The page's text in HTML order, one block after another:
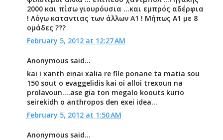
2000 και πίσω γιουρόυσια ...και εμπρός αδέρφια
! Λόγω καταντιας των άλλων Α1 ! Μήπως Α1 με 8
ομάδες ???
February 5, 2012 at 12:27 AM
Anonymous said...
kai i xanth einai xalia re file ponane ta matia sou
150 sout o evaggelidis kai oi alloi trexoun na
prolavoun....ase gia ton megalo koouts kurio
seirekidh o anthropos den exei idea...
February 5, 2012 at 1:50 AM
Anonymous said...